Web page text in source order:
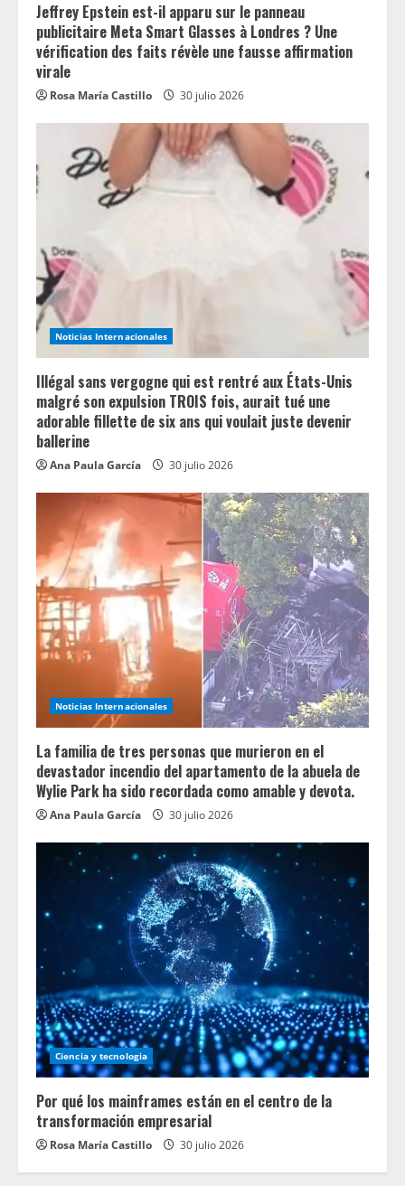
Jeffrey Epstein est-il apparu sur le panneau
publicitaire Meta Smart Glasses à Londres ? Une
vérification des faits révèle une fausse affirmation
virale
Rosa María Castillo 30 julio 2026
Noticias Internacionales
Illégal sans vergogne qui est rentré aux États-Unis
malgré son expulsion TROIS fois, aurait tué une
adorable fillette de six ans qui voulait juste devenir
ballerine
Ana Paula García 30 julio 2026
Noticias Internacionales
La familia de tres personas que murieron en el
devastador incendio del apartamento de la abuela de
Wylie Park ha sido recordada como amable y devota.
Ana Paula García 30 julio 2026
Ciencia y tecnologia
Por qué los mainframes están en el centro de la
transformación empresarial
Rosa María Castillo 30 julio 2026